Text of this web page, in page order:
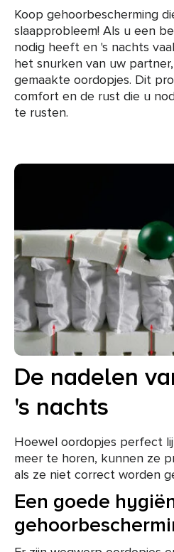
Koop gehoorbescherming
slaapprobleem! Als u een
nodig heeft en 's nachts
het snurken van uw
gemaakte oordopjes. Dit
comfort en de rust die u
te rusten.
De nadelen
's nachts
Hoewel oordopjes perfect
meer te horen, kunnen ze
als ze niet correct worden
Een goede